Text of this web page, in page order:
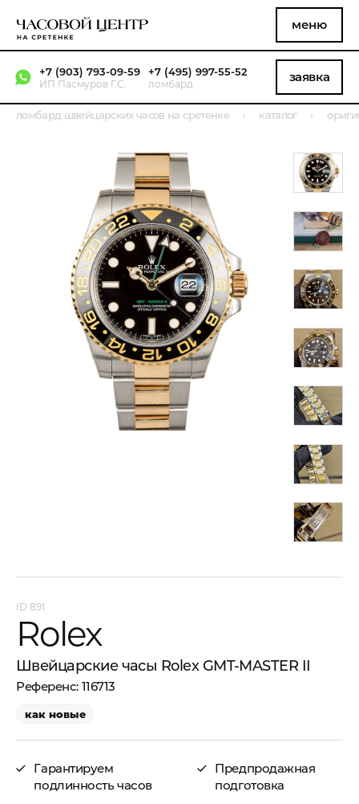
меню
+7 (903) 793-09-59
ИП Пасмуров Г.С.
+7 (495) 997-55-52
ломбард заявка
ломбард швейцарских часов на сретенке каталог
891
Rolex
Швейцарские часы Rolex GMT-MASTER II
116713
как новые
Гарантируем
подлинность часов
Предпродажная
подготовка